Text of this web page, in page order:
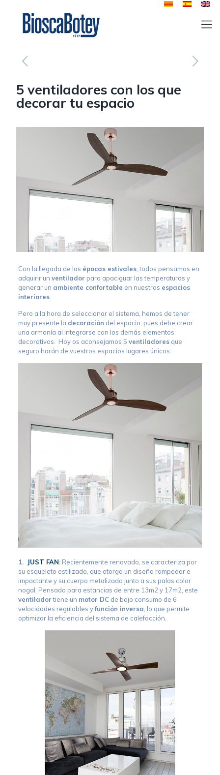
5 ventiladores con los que
decorar tu espacio
Con la llegada de las épocas estivales, todos pensamos en
adquirir un ventilador para apaciguar las temperaturas y
generar un ambiente confortable en nuestros espacios
interiores.
Pero a la hora de seleccionar el sistema, hemos de tener
muy presente la decoración del espacio, pues debe crear
una armonía al integrarse con los demás elementos
decorativos. Hoy os aconsejamos 5 ventiladoresque
seguro harán de vuestros espacios lugares únicos:
1. JUST FAN:Recientemente renovado, se caracteriza por
su esqueleto estilizado, que otorga un diseño rompedor e
impactante y su cuerpo metalizado junto a sus palas color
nogal. Pensado para estancias de entre 13m2 y 17m2, este
ventiladortiene un motor DCde bajo consumo de 6
velocidades regulables yfunción inversa , lo que permite
optimizar la eficiencia del sistema de calefacción.